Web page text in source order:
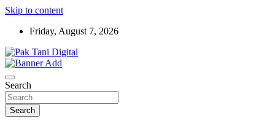
Skip to content
Friday, August 7, 2026
Pak Tani Digital
Search
Search